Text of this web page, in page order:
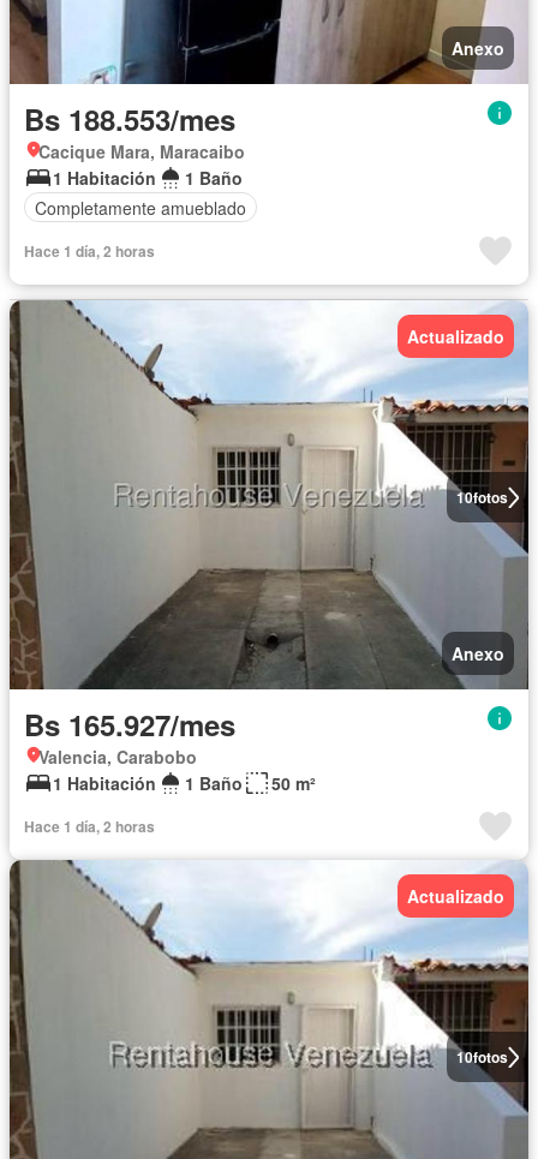
Anexo
Bs 188.553/mes
Cacique Mara, Maracaibo
1 Habitación
1 Baño
Completamente amueblado
Hace 1 día, 2 horas
10fotos
Actualizado
Anexo
Bs 165.927/mes
Valencia, Carabobo
1 Habitación
1 Baño 50 m²
Hace 1 día, 2 horas
10fotos
Actualizado